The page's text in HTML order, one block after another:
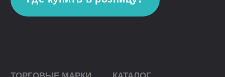
Разработка сайта